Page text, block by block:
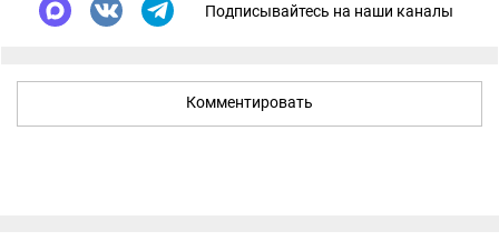
Подписывайтесь на наши каналы
Комментировать